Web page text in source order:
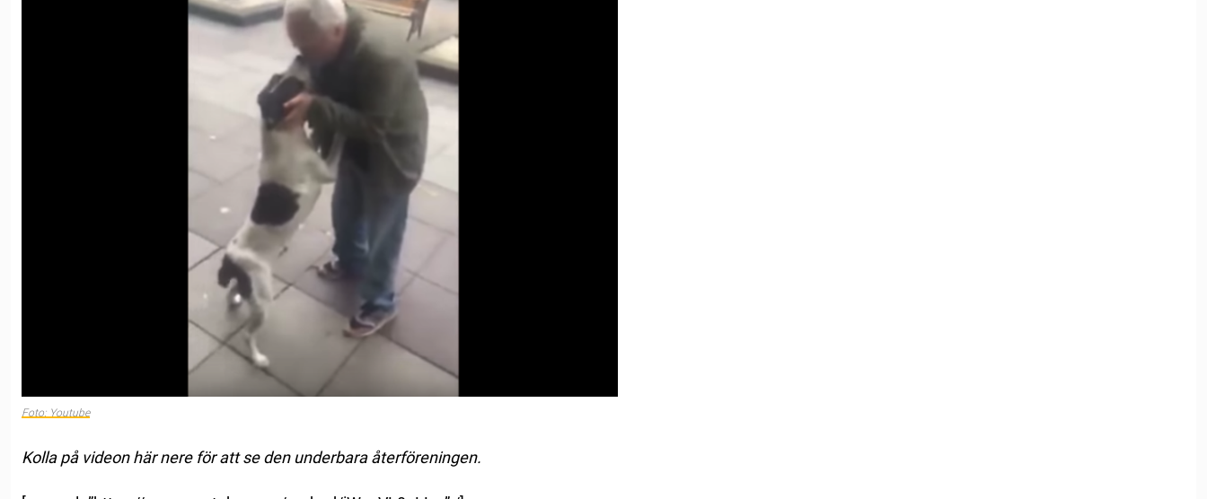
Foto: Youtube
Kolla på videon här nere för att se den underbara återföreningen.